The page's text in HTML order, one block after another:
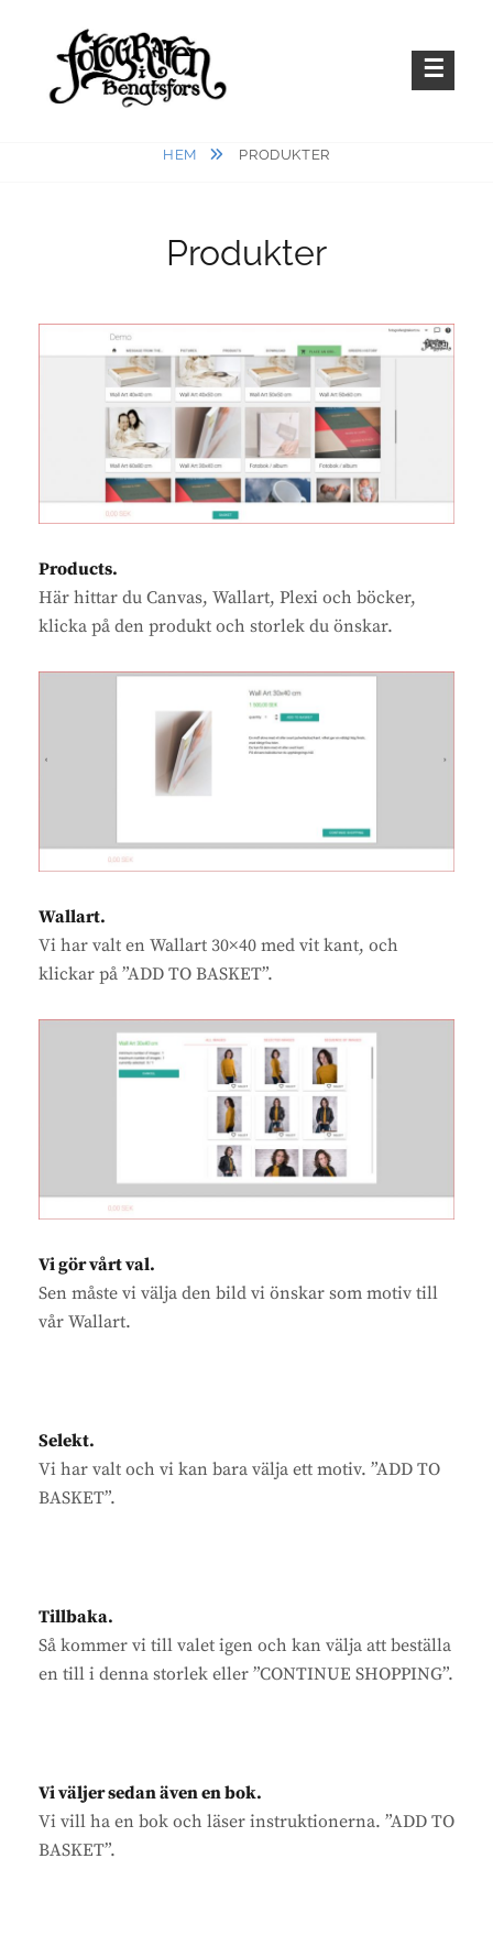
HEM
PRODUKTER
Produkter
Products.
Här hittar du Canvas, Wallart, Plexi och böcker,
klicka på den produkt och storlek du önskar.
Wallart.
Vi har valt en Wallart 30×40 med vit kant, och
klickar på ”ADD TO BASKET”.
Vi gör vårt val.
Sen måste vi välja den bild vi önskar som motiv till
vår Wallart.
Selekt.
Vi har valt och vi kan bara välja ett motiv. ”ADD TO
BASKET”.
Tillbaka.
Så kommer vi till valet igen och kan välja att beställa
en till i denna storlek eller ”CONTINUE SHOPPING”.
Vi väljer sedan även en bok.
Vi vill ha en bok och läser instruktionerna. ”ADD TO
BASKET”.